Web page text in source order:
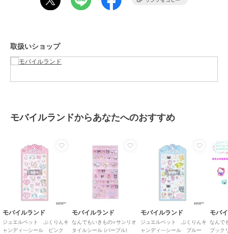
取扱いショップ
モバイルランドからあなたへのおすすめ
モバイルランド
ジュエルペット ぷくりんキ
ャンディ―シール ピンク
モバイルランド
なんでもいきもの×サンリオ
タイルシール (パープル)
モバイルランド
ジュエルペット ぷくりんキ
ャンディ―シール ブルー
モバ
なんで
プック